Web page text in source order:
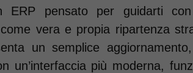
pensato per guidarti con
vera e propia ripartenza
un semplice
un’interfaccia più moderna,